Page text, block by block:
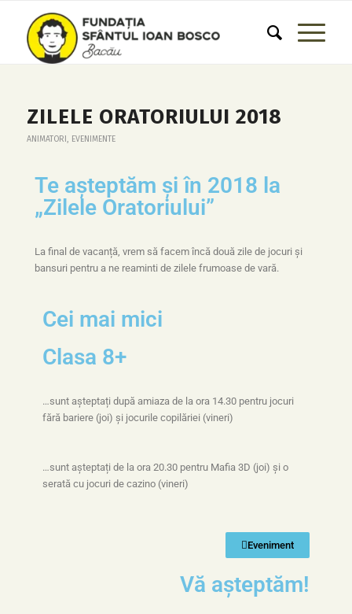
ZILELE ORATORIULUI 2018
ANIMATORI, EVENIMENTE
Te așteptăm și în 2018 la
„Zilele Oratoriului”
La final de vacanță, vrem să facem încă două zile de jocuri și
bansuri pentru a ne reaminti de zilele frumoase de vară.
Cei mai mici
Clasa 8+
…sunt așteptați după amiaza de la ora 14.30 pentru jocuri
fără bariere (joi) și jocurile copilăriei (vineri)
…sunt așteptați de la ora 20.30 pentru Mafia 3D (joi) și o
serată cu jocuri de cazino (vineri)
Eveniment
Vă așteptăm!